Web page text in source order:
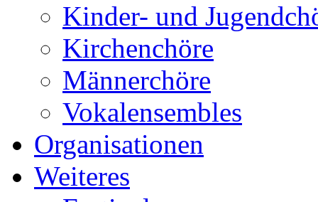
Kinder- und
Kirchenchöre
Männerchöre
Vokalensembles
Organisationen
Weiteres